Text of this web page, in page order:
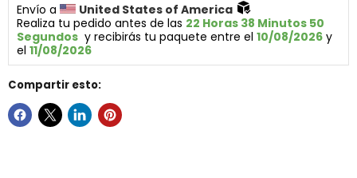
Envío a
United States of America
Realiza tu pedido antes de las 22 Horas 38 Minutos 50
Segundos
  y recibirás tu paquete entre el
10/08/2026 y
el 11/08/2026
Compartir esto: